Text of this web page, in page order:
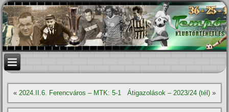
«2024.II.6. Ferencváros – MTK: 5-1 Átigazolások – 2023/24 (tél)»